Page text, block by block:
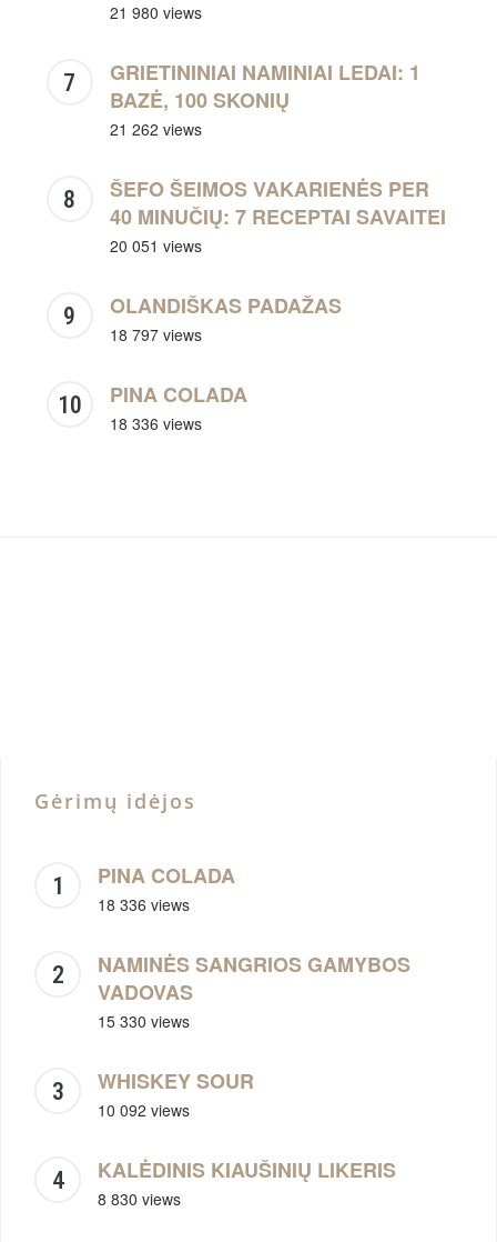
21 980 views
GRIETININIAI NAMINIAI LEDAI: 1
BAZĖ, 100 SKONIŲ
21 262 views
ŠEFO ŠEIMOS VAKARIENĖS PER
40 MINUČIŲ: 7 RECEPTAI SAVAITEI
20 051 views
OLANDIŠKAS PADAŽAS
18 797 views
PINA COLADA
18 336 views
Gėrimų idėjos
PINA COLADA
18 336 views
NAMINĖS SANGRIOS GAMYBOS
VADOVAS
15 330 views
WHISKEY SOUR
10 092 views
KALĖDINIS KIAUŠINIŲ LIKERIS
8 830 views